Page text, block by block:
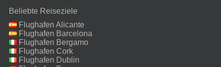
Beliebte Reiseziele
Flughafen Alicante
Flughafen Barcelona
Flughafen Bergamo
Flughafen Cork
Flughafen Dublin